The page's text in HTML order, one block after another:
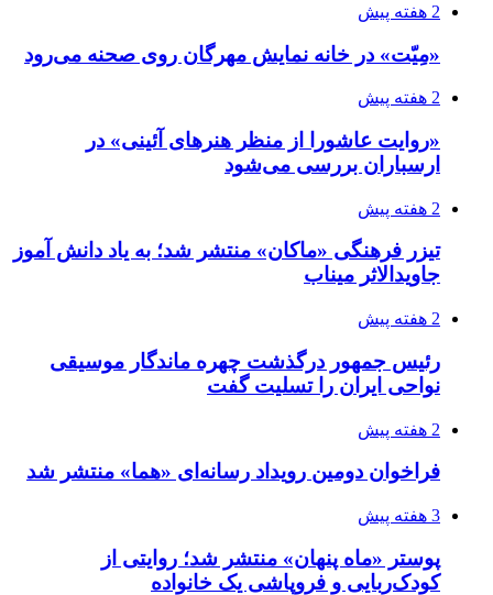
2 هفته پیش
«مِیّت» در خانه نمایش مهرگان روی صحنه می‌رود
2 هفته پیش
«روایت عاشورا از منظر هنرهای آئینی» در
ارسباران بررسی می‌شود
2 هفته پیش
تیزر فرهنگی «ماکان» منتشر شد؛ به یاد دانش آموز
جاویدالاثر میناب
2 هفته پیش
رئیس جمهور درگذشت چهره ماندگار موسیقی
نواحی ایران را تسلیت گفت
2 هفته پیش
فراخوان دومین رویداد رسانه‌ای «هما» منتشر شد
3 هفته پیش
پوستر «ماه پنهان» منتشر شد؛ روایتی از
کودک‌ربایی و فروپاشی یک خانواده